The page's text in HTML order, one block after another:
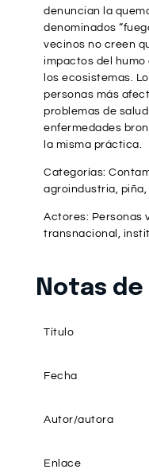
denuncian la
denominados
vecinos no creen
impactos del humo
los ecosistemas.
personas más
problemas de
enfermedades
la misma práctica.
Categorías:
agroindustria,
Actores: Personas
transnacional,
Notas
Título
Fecha
Autor/autora
Enlace